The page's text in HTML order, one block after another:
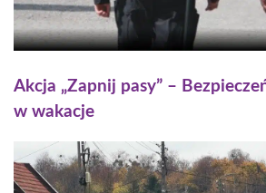
Akcja „Zapnij pasy” –
w wakacje